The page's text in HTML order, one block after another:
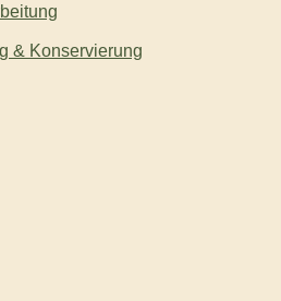
& Konservierung